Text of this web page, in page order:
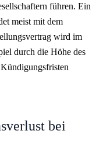
führen. Ein
meist mit dem
wird im
durch die Höhe des
bei